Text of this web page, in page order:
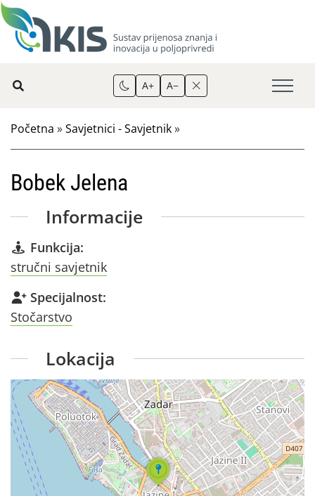
A+ A−
Početna »Savjetnici - Savjetnik»
Bobek Jelena
Informacije
Funkcija:
stručni savjetnik
Specijalnost:
Stočarstvo
Lokacija